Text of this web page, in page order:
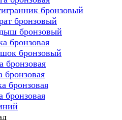
бронзовый
бронзовый
бронзовый
бронзовая
бронзовый
бронзовая
бронзовая
бронзовая